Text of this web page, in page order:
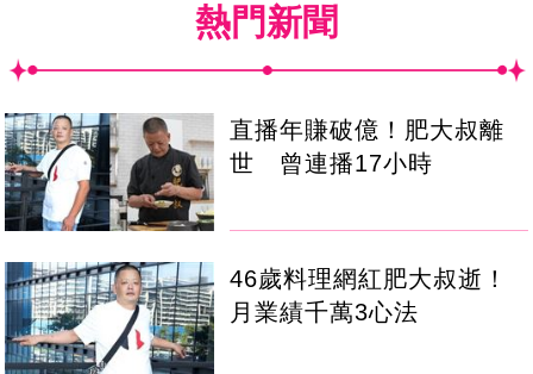
熱門新聞
直播年賺破億！肥大叔離
世 曾連播17小時
46歲料理網紅肥大叔逝！
月業績千萬3心法